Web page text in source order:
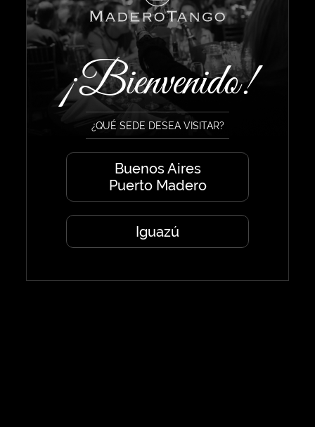
¡Bienvenido!
¿QUÉ SEDE DESEA VISITAR?
Buenos Aires
Puerto Madero
Iguazú